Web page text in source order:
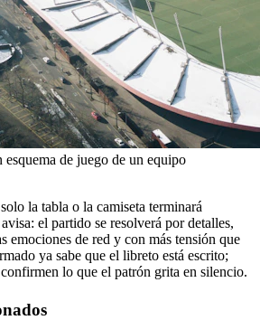
esquema de juego de un equipo
la tabla o la camiseta terminará
el partido se resolverá por detalles,
emociones de red y con más tensión que
ya sabe que el libreto está escrito;
lo que el patrón grita en silencio.